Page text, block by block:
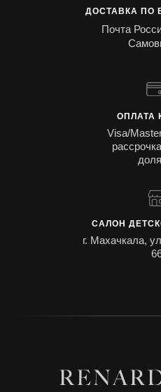
ОПЛАТА
Visa/
ДОСТАВКА ПО
Почта
САЛОН
г. Махачкала,